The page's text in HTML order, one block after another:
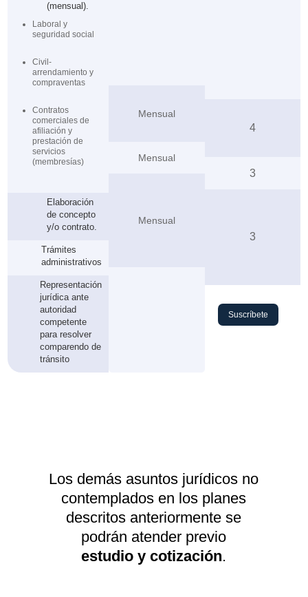
(mensual).
Laboral y
seguridad social
Civil-
arrendamiento y
compraventas
Contratos
comerciales de
afiliación y
prestación de
servicios
(membresías)
Elaboración
de concepto
y/o contrato.
Trámites
administrativos
Representación
jurídica ante
autoridad
competente
para resolver
comparendo de
tránsito
Mensual
Mensual
Mensual
4
3
3
Suscríbete
Los demás asuntos jurídicos no
contemplados en los planes
descritos anteriormente se
podrán atender previo
estudio y cotización.